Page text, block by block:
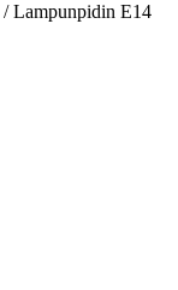
/ Lampunpidin E14